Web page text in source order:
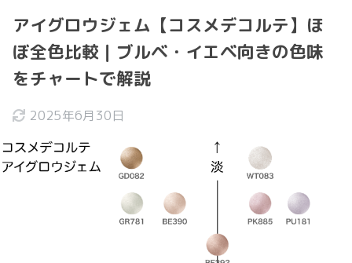
アイグロウジェム【コスメデコルテ】ほ
ぼ全色比較｜ブルベ・イエベ向きの色味
をチャートで解説
2025年6月30日